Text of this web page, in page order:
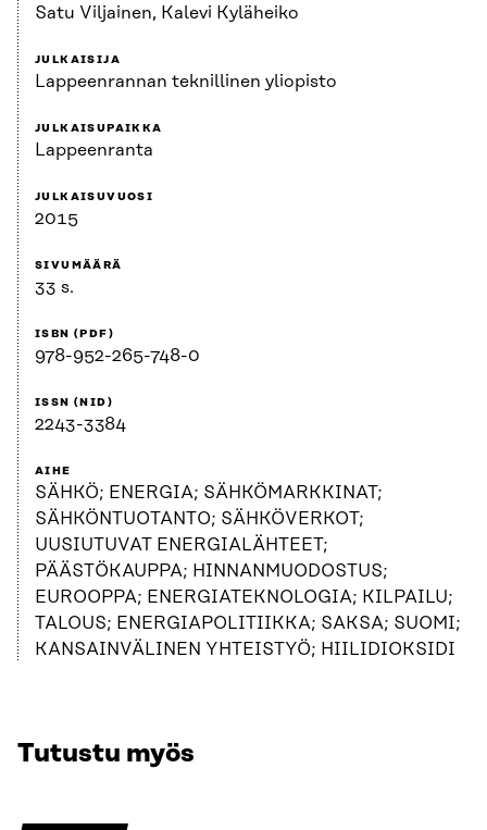
Satu Viljainen, Kalevi Kyläheiko
JULKAISIJA
Lappeenrannan teknillinen yliopisto
JULKAISUPAIKKA
Lappeenranta
JULKAISUVUOSI
2015
SIVUMÄÄRÄ
33 s.
ISBN (PDF)
978-952-265-748-0
ISSN (NID)
2243-3384
AIHE
SÄHKÖ; ENERGIA; SÄHKÖMARKKINAT;
SÄHKÖNTUOTANTO; SÄHKÖVERKOT;
UUSIUTUVAT ENERGIALÄHTEET;
PÄÄSTÖKAUPPA; HINNANMUODOSTUS;
EUROOPPA; ENERGIATEKNOLOGIA; KILPAILU;
TALOUS; ENERGIAPOLITIIKKA; SAKSA; SUOMI;
KANSAINVÄLINEN YHTEISTYÖ; HIILIDIOKSIDI
Tutustu myös